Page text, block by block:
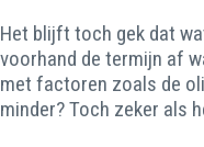
Het blijft toch gek dat
voorhand de termijn af
met factoren zoals de
minder? Toch zeker als